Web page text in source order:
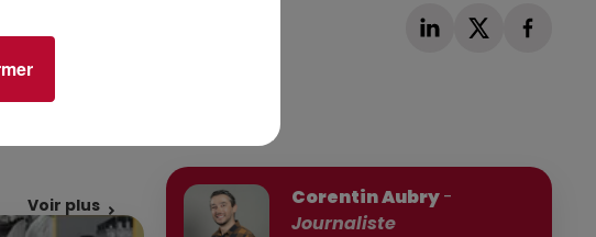
Voir plus
Publié : 7 juillet 2026 à 13h20 par
Corentin Aubry-
Journaliste